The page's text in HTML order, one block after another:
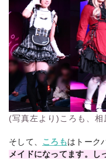
(写真左より)ころも、相
そして、 ころもはトーク
メイドになってます。し